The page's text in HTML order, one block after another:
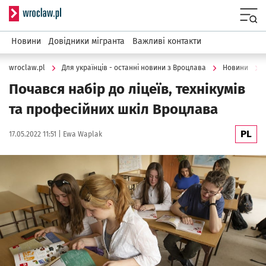
Serwis informacyjny wroclaw.pl
Новини Довідники мігранта Важливі контакти
wroclaw.pl Для українців - останні новини з Вроцлава Новини
Почався набір до ліцеїв, технікумів
та професійних шкіл Вроцлава
Data publikacji:
17.05.2022 11:51 | Autor:
Ewa Waplak PL